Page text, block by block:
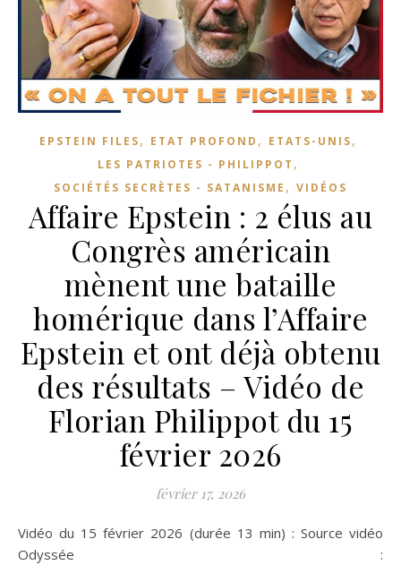
EPSTEIN FILES, ETAT PROFOND , ETATS-UNIS,
LES PATRIOTES - PHILIPPOT ,
SOCIÉTÉS SECRÈTES - SATANISME , VIDÉOS
Affaire Epstein : 2 élus au
Congrès américain
mènent une bataille
homérique dans l’Affaire
Epstein et ont déjà obtenu
des résultats – Vidéo de
Florian Philippot du 15
février 2026
février 17, 2026
Vidéo du 15 février 2026 (durée 13 min) : Source vidéo
Odyssée :